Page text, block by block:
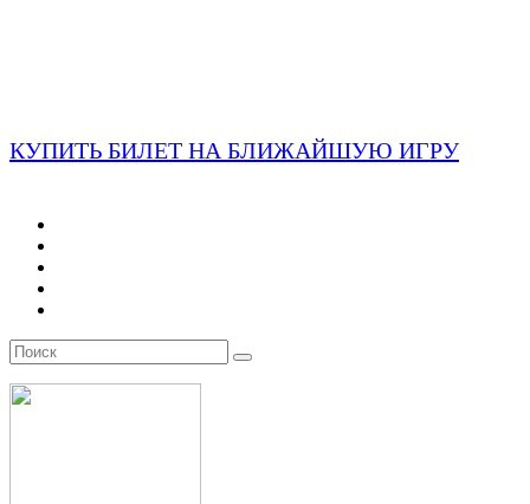
КУПИТЬ БИЛЕТ НА БЛИЖАЙШУЮ ИГРУ